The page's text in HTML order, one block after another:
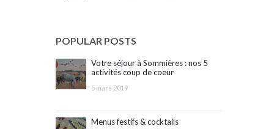
POPULAR POSTS
Votre séjour à Sommières : nos 5
activités coup de coeur
5 mars 2019
Menus festifs & cocktails